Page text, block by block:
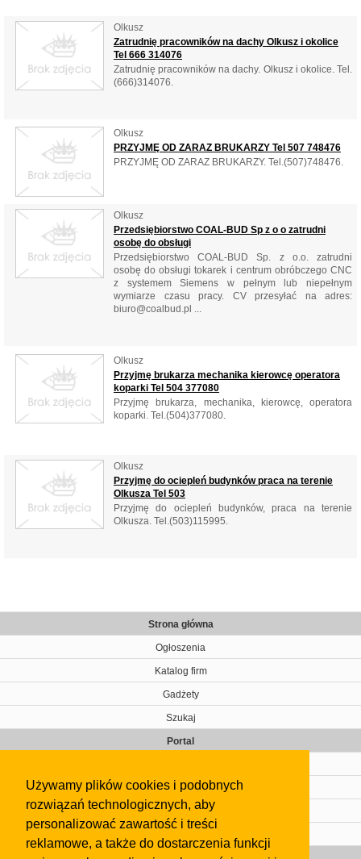
Używamy plików cookies i podobnych
rozwiązań technologicznych, aby
personalizować zawartość i treści
reklamowe, a także do dostarczenia funkcji
Olkusz
Zatrudnię pracowników na dachy Olkusz i okolice
Tel 666 314076
Zatrudnię pracowników na dachy. Olkusz i okolice. Tel.
(666)314076.
Olkusz
PRZYJMĘ OD ZARAZ BRUKARZY Tel 507 748476
PRZYJMĘ OD ZARAZ BRUKARZY. Tel.(507)748476.
Olkusz
Przedsiębiorstwo COAL-BUD Sp z o o zatrudni
osobę do obsługi
Przedsiębiorstwo COAL-BUD Sp. z o.o. zatrudni
osobę do obsługi tokarek i centrum obróbczego CNC
z systemem Siemens w pełnym lub niepełnym
wymiarze czasu pracy. CV przesyłać na adres:
biuro@coalbud.pl ...
Olkusz
Przyjmę brukarza mechanika kierowcę operatora
koparki Tel 504 377080
Przyjmę brukarza, mechanika, kierowcę, operatora
koparki. Tel.(504)377080.
Olkusz
Przyjmę do ociepleń budynków praca na terenie
Olkusza Tel 503
Przyjmę do ociepleń budynków, praca na terenie
Olkusza. Tel.(503)115995.
Strona główna
Ogłoszenia
Katalog firm
Gadżety
Szukaj
Portal
Kontakt
Regulamin